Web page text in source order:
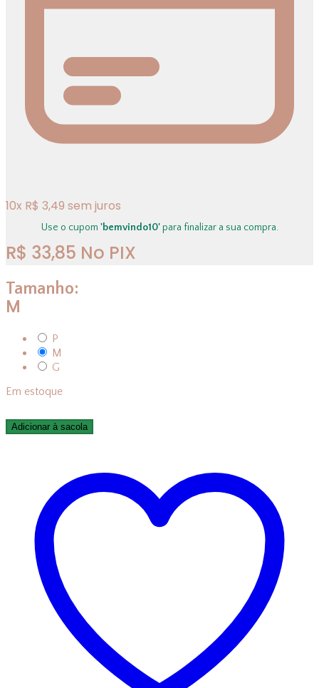
10x R$ 3,49 sem juros
Use o cupom 'bemvindo10'para finalizar a sua compra.
R$ 33,85 No PIX
Tamanho:
M
P
M
G
Em estoque
Adicionar à sacola